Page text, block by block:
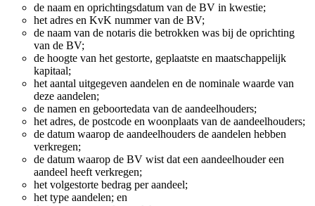
de naam en oprichtingsdatum van de BV in kwestie;
het adres en KvK nummer van de BV;
de naam van de notaris die betrokken was bij de oprichting
van de BV;
de hoogte van het gestorte, geplaatste en maatschappelijk
kapitaal;
het aantal uitgegeven aandelen en de nominale waarde van
deze aandelen;
de namen en geboortedata van de aandeelhouders;
het adres, de postcode en woonplaats van de aandeelhouders;
de datum waarop de aandeelhouders de aandelen hebben
verkregen;
de datum waarop de BV wist dat een aandeelhouder een
aandeel heeft verkregen;
het volgestorte bedrag per aandeel;
het type aandelen; en